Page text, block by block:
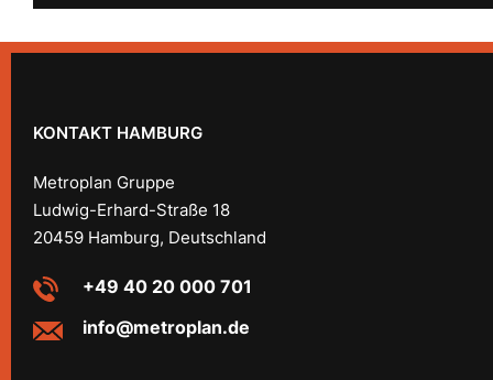
KONTAKT HAMBURG
Metroplan Gruppe
Ludwig-Erhard-Straße 18
20459 Hamburg, Deutschland
+49 40 20 000 701
info@metroplan.de